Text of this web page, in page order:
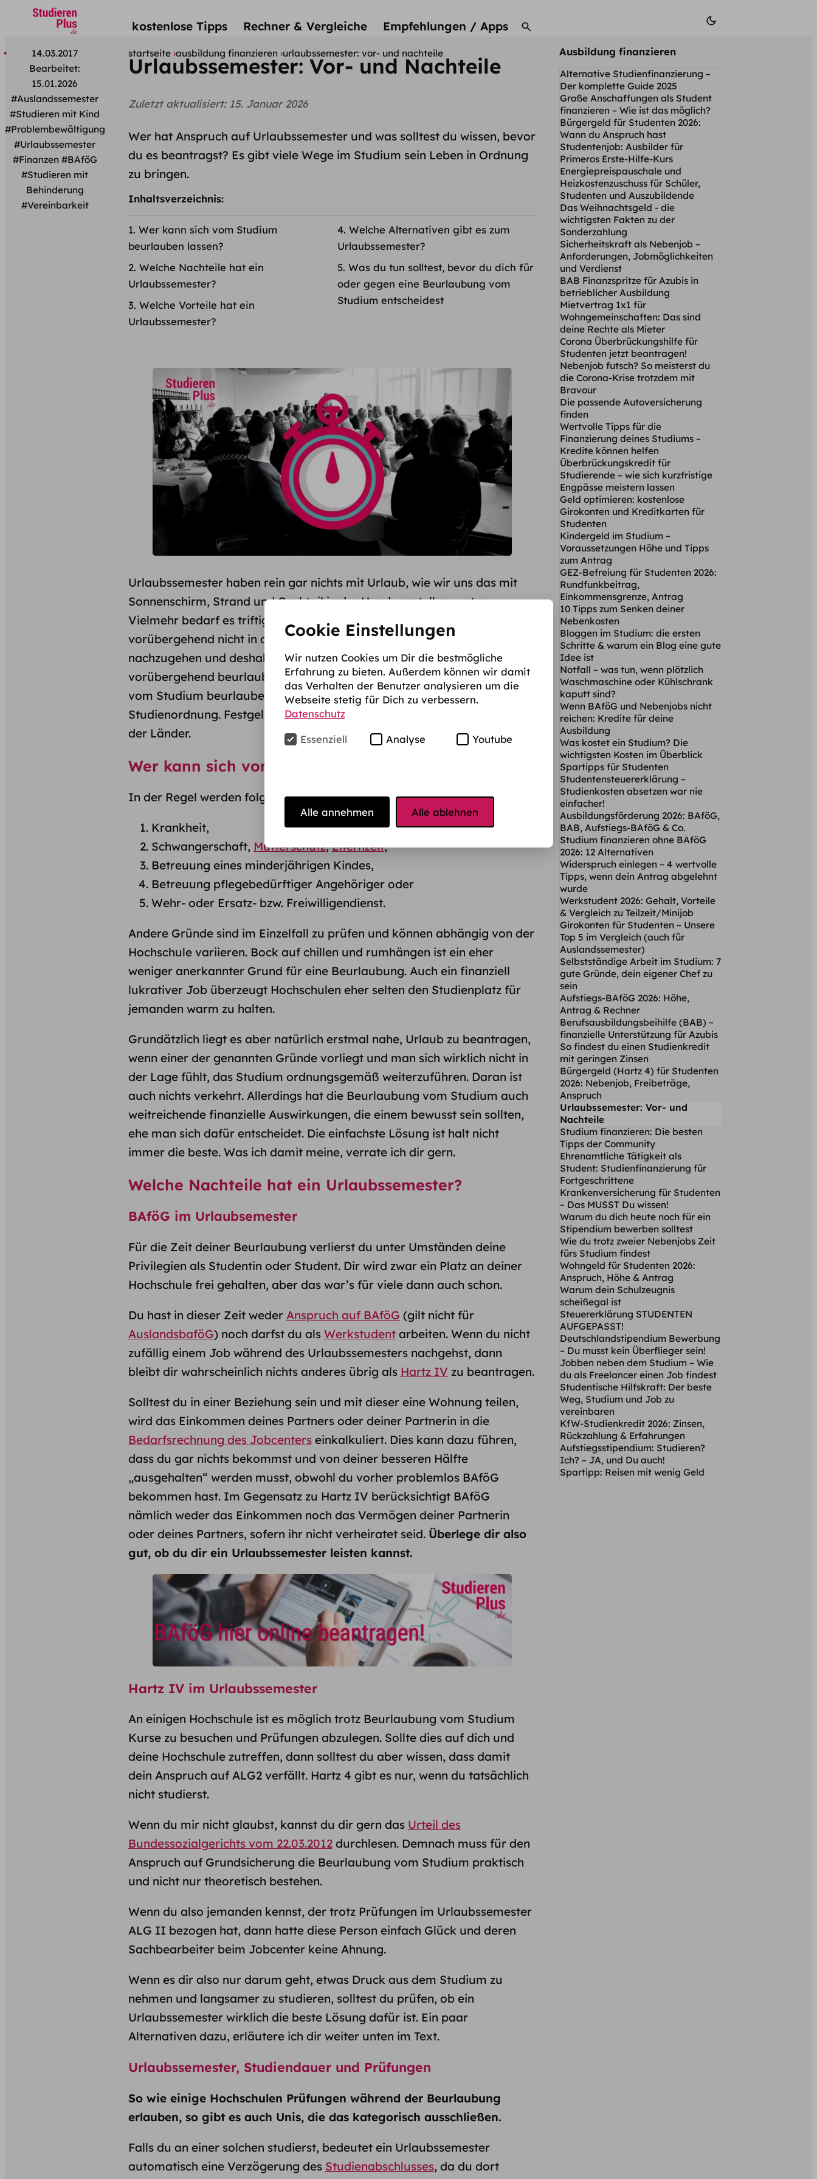
kostenlose Tipps Rechner & Vergleiche Empfehlungen / Apps
startseite ausbildung finanzieren urlaubssemester: vor- und nachteile
14.03.2017
Bearbeitet:
15.01.2026
#Auslandssemester
#Studieren mit Kind
#Problembewältigung
#Urlaubssemester
#Finanzen #BAföG
#Studieren mit
Behinderung
#Vereinbarkeit
Urlaubssemester: Vor- und Nachteile
Zuletzt aktualisiert: 15. Januar 2026
Wer hat Anspruch auf Urlaubssemester und was solltest du wissen, bevor
du es beantragst? Es gibt viele Wege im Studium sein Leben in Ordnung
zu bringen.
Inhaltsverzeichnis:
Wer kann sich vom Studium
beurlauben lassen?
Welche Nachteile hat ein
Urlaubssemester?
Welche Vorteile hat ein
Urlaubssemester?
Welche Alternativen gibt es zum
Urlaubssemester?
Was du tun solltest, bevor du dich für
oder gegen eine Beurlaubung vom
Studium entscheidest
Urlaubssemester haben rein gar nichts mit Urlaub, wie wir uns das mit
Sonnenschirm, Strand und Cocktail in der Hand vorstellen, zu tun.
Vielmehr bedarf es triftiger Gründe, die darlegen, dass man
vorübergehend nicht in der Lage ist, seinem Studium ordnungsgemäß
nachzugehen und deshalb von seinen studentischen Pflichten
vorübergehend beurlaubt werden muss. Wer sich wann und wie lange
vom Studium beurlauben lassen kann, steht für gewöhnlich in deiner
Studienordnung. Festgelegt ist der Anspruch in den Hochschulgesetzen
der Länder.
Wer kann sich vom Studium beurlauben lassen?
In der Regel werden folgende Gründe für eine Beurlaubung anerkannt:
Krankheit,
Schwangerschaft, Mutterschutz,Elternzeit,
Betreuung eines minderjährigen Kindes,
Betreuung pflegebedürftiger Angehöriger oder
Wehr- oder Ersatz- bzw. Freiwilligendienst.​
Andere Gründe sind im Einzelfall zu prüfen und können abhängig von der
Hochschule variieren. Bock auf chillen und rumhängen ist ein eher
weniger anerkannter Grund für eine Beurlaubung. Auch ein finanziell
lukrativer Job überzeugt Hochschulen eher selten den Studienplatz für
jemanden warm zu halten.
Grundätzlich liegt es aber natürlich erstmal nahe, Urlaub zu beantragen,
wenn einer der genannten Gründe vorliegt und man sich wirklich nicht in
der Lage fühlt, das Studium ordnungsgemäß weiterzuführen. Daran ist
auch nichts verkehrt. Allerdings hat die Beurlaubung vom Studium auch
weitreichende finanzielle Auswirkungen, die einem bewusst sein sollten,
ehe man sich dafür entscheidet. Die einfachste Lösung ist halt nicht
immer die beste. Was ich damit meine, verrate ich dir gern.
Welche Nachteile hat ein Urlaubssemester?
BAföG im Urlaubsemester
Für die Zeit deiner Beurlaubung verlierst du unter Umständen deine
Privilegien als Studentin oder Student. Dir wird zwar ein Platz an deiner
Hochschule frei gehalten, aber das war’s für viele dann auch schon.
Du hast in dieser Zeit weder Anspruch auf BAföG (gilt nicht für
AuslandsbaföG) noch darfst du als Werkstudentarbeiten. Wenn du nicht
zufällig einem Job während des Urlaubssemesters nachgehst, dann
bleibt dir wahrscheinlich nichts anderes übrig als Hartz IV zu beantragen.
Solltest du in einer Beziehung sein und mit dieser eine Wohnung teilen,
wird das Einkommen deines Partners oder deiner Partnerin in die
Bedarfsrechnung des Jobcenterseinkalkuliert. Dies kann dazu führen,
dass du gar nichts bekommst und von deiner besseren Hälfte
„ausgehalten“ werden musst, obwohl du vorher problemlos BAföG
bekommen hast. Im Gegensatz zu Hartz IV berücksichtigt BAföG
nämlich weder das Einkommen noch das Vermögen deiner Partnerin
oder deines Partners, sofern ihr nicht verheiratet seid. Überlege dir also
gut, ob du dir ein Urlaubssemester leisten kannst.
Hartz IV im Urlaubssemester​
An einigen Hochschuleist es möglich trotz Beurlaubung vom Studium
Kurse zu besuchen und Prüfungen abzulegen. Sollte dies auf dich und
deine Hochschule zutreffen, dann solltest du aber wissen, dass damit
dein Anspruch auf ALG2 verfällt. Hartz 4 gibt es nur, wenn du tatsächlich
nicht studierst.
Wenn du mir nicht glaubst, kannst du dir gern das Urteil des
Bundessozialgerichts vom 22.03.2012durchlesen. Demnach muss für den
Anspruch auf Grundsicherung die Beurlaubung vom Studium praktisch
und nicht nur theoretisch bestehen.
Wenn du also jemanden kennst, der trotz Prüfungen im Urlaubssemester
ALG II bezogen hat, dann hatte diese Person einfach Glück und deren
Sachbearbeiter beim Jobcenter keine Ahnung.
Wenn es dir also nur darum geht, etwas Druck aus dem Studium zu
nehmen und langsamer zu studieren, solltest du prüfen, ob ein
Urlaubssemester wirklich die beste Lösung dafür ist. Ein paar
Alternativen dazu, erläutere ich dir weiter unten im Text.
Urlaubssemester, Studiendauer und Prüfungen
So wie einige Hochschulen Prüfungen während der Beurlaubung
erlauben, so gibt es auch Unis, die das kategorisch ausschließen.
Falls du an einer solchen studierst, bedeutet ein Urlaubssemester
automatisch eine Verzögerung des Studienabschlusses, da du dort
Ausbildung finanzieren
Alternative Studienfinanzierung –
Der komplette Guide 2025
Große Anschaffungen als Student
finanzieren – Wie ist das möglich?
Bürgergeld für Studenten 2026:
Wann du Anspruch hast
Studentenjob: Ausbilder für
Primeros Erste-Hilfe-Kurs
Energiepreispauschale und
Heizkostenzuschuss für Schüler,
Studenten und Auszubildende
Das Weihnachtsgeld - die
wichtigsten Fakten zu der
Sonderzahlung
Sicherheitskraft als Nebenjob –
Anforderungen, Jobmöglichkeiten
und Verdienst
BAB Finanzspritze für Azubis in
betrieblicher Ausbildung
Mietvertrag 1x1 für
Wohngemeinschaften: Das sind
deine Rechte als Mieter
Corona Überbrückungshilfe für
Studenten jetzt beantragen!
Nebenjob futsch? So meisterst du
die Corona-Krise trotzdem mit
Bravour
Die passende Autoversicherung
finden
Wertvolle Tipps für die
Finanzierung deines Studiums –
Kredite können helfen
Überbrückungskredit für
Studierende – wie sich kurzfristige
Engpässe meistern lassen
Geld optimieren: kostenlose
Girokonten und Kreditkarten für
Studenten
Kindergeld im Studium ~
Voraussetzungen Höhe und Tipps
zum Antrag
GEZ-Befreiung für Studenten 2026:
Rundfunkbeitrag,
Einkommensgrenze, Antrag
10 Tipps zum Senken deiner
Nebenkosten
Bloggen im Studium: die ersten
Schritte & warum ein Blog eine gute
Idee ist
Notfall – was tun, wenn plötzlich
Waschmaschine oder Kühlschrank
kaputt sind?
Wenn BAföG und Nebenjobs nicht
reichen: Kredite für deine
Ausbildung
Was kostet ein Studium? Die
wichtigsten Kosten im Überblick
Spartipps für Studenten
Studentensteuererklärung ~
Studienkosten absetzen war nie
einfacher!
Ausbildungsförderung 2026: BAföG,
BAB, Aufstiegs-BAföG & Co.
Studium finanzieren ohne BAföG
2026: 12 Alternativen
Widerspruch einlegen ~ 4 wertvolle
Tipps, wenn dein Antrag abgelehnt
wurde
Werkstudent 2026: Gehalt, Vorteile
& Vergleich zu Teilzeit/Minijob
Girokonten für Studenten ~ Unsere
Top 5 im Vergleich (auch für
Auslandssemester)
Selbstständige Arbeit im Studium: 7
gute Gründe, dein eigener Chef zu
sein
Aufstiegs-BAföG 2026: Höhe,
Antrag & Rechner
Berufsausbildungsbeihilfe (BAB) ~
finanzielle Unterstützung für Azubis
So findest du einen Studienkredit
mit geringen Zinsen
Bürgergeld (Hartz 4) für Studenten
2026: Nebenjob, Freibeträge,
Anspruch
Urlaubssemester: Vor- und
Nachteile
Studium finanzieren: Die besten
Tipps der Community
Ehrenamtliche Tätigkeit als
Student: Studienfinanzierung für
Fortgeschrittene
Krankenversicherung für Studenten
~ Das MUSST Du wissen!
Warum du dich heute noch für ein
Stipendium bewerben solltest
Wie du trotz zweier Nebenjobs Zeit
fürs Studium findest
Wohngeld für Studenten 2026:
Anspruch, Höhe & Antrag
Warum dein Schulzeugnis
scheißegal ist
Steuererklärung STUDENTEN
AUFGEPASST!
Deutschlandstipendium Bewerbung
– Du musst kein Überflieger sein!
Jobben neben dem Studium – Wie
du als Freelancer einen Job findest
Studentische Hilfskraft: Der beste
Weg, Studium und Job zu
vereinbaren
KfW-Studienkredit 2026: Zinsen,
Rückzahlung & Erfahrungen
Aufstiegsstipendium: Studieren?
Ich? – JA, und Du auch!
Spartipp: Reisen mit wenig Geld
Cookie Einstellungen
Wir nutzen Cookies um Dir die bestmögliche
Erfahrung zu bieten. Außerdem können wir damit
das Verhalten der Benutzer analysieren um die
Webseite stetig für Dich zu verbessern.
Datenschutz
Essenziell
Analyse Youtube
Alle annehmen Alle ablehnen